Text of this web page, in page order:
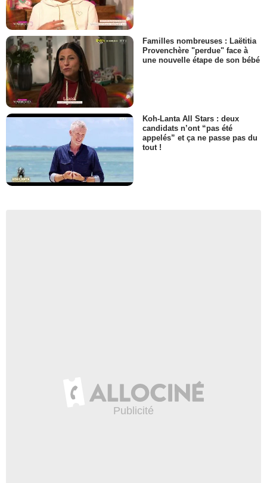
Familles nombreuses : Laëtitia
Provenchère "perdue" face à
une nouvelle étape de son bébé
Koh-Lanta All Stars : deux
candidats n’ont “pas été
appelés” et ça ne passe pas du
tout !